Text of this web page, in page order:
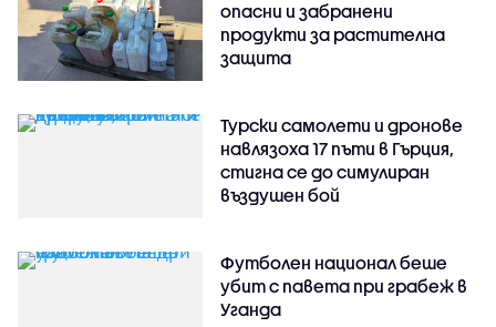
опасни и забранени
продукти за растителна
защита
Турски самолети и дронове
навлязоха 17 пъти в Гърция,
стигна се до симулиран
въздушен бой
Футболен национал беше
убит с павета при грабеж в
Уганда